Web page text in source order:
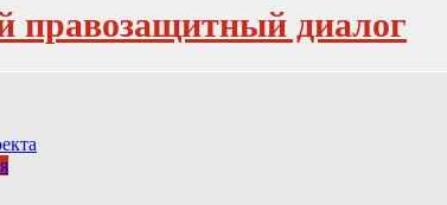
правозащитный диалог